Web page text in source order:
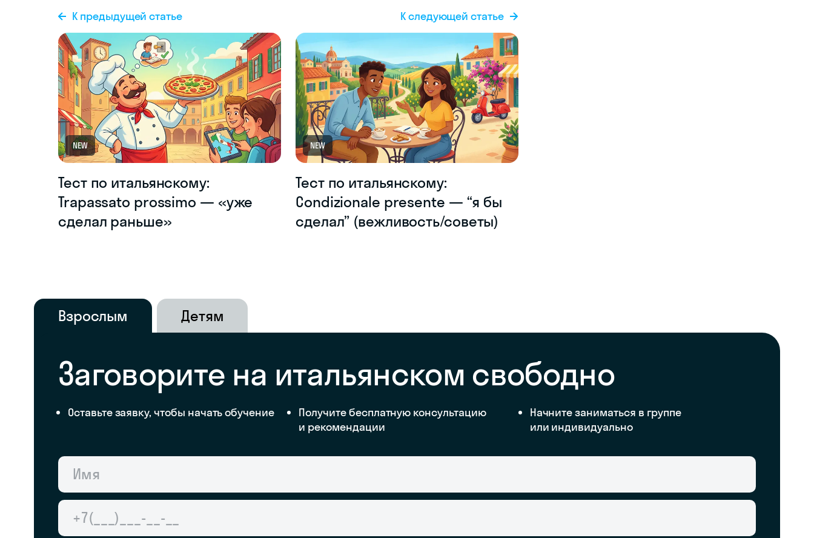
К предыдущей статье
NEW
Тест по итальянскому:
Trapassato prossimo — «уже
сделал раньше»
К следующей статье
NEW
Тест по итальянскому:
Condizionale presente — “я бы
сделал” (вежливость/советы)
Взрослым Детям
Заговорите на итальянском свободно
Оставьте заявку, чтобы начать обучение
Получите бесплатную консультацию
и рекомендации
Начните заниматься в группе
или индивидуально